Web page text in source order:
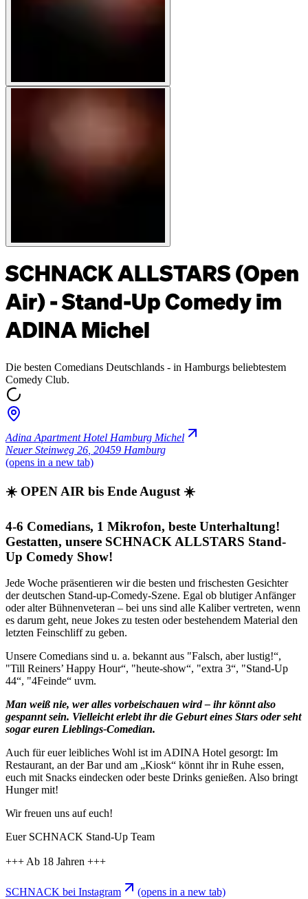
SCHNACK ALLSTARS (Open
Air) - Stand-Up Comedy im
ADINA Michel
Die besten Comedians Deutschlands - in Hamburgs beliebtestem
Comedy Club.
Adina Apartment Hotel Hamburg Michel
Neuer Steinweg 26 20459 Hamburg
(opens in a new tab)
☀️ OPEN AIR bis Ende August ☀️
4-6 Comedians, 1 Mikrofon, beste Unterhaltung!
Gestatten, unsere SCHNACK ALLSTARS Stand-
Up Comedy Show!
Jede Woche präsentieren wir die besten und frischesten Gesichter
der deutschen Stand-up-Comedy-Szene. Egal ob blutiger Anfänger
oder alter Bühnenveteran – bei uns sind alle Kaliber vertreten, wenn
es darum geht, neue Jokes zu testen oder bestehendem Material den
letzten Feinschliff zu geben.
Unsere Comedians sind u. a. bekannt aus "Falsch, aber lustig!“,
"Till Reiners’ Happy Hour“, "heute-show“, "extra 3“, "Stand-Up
44“, "4Feinde“ uvm.
Man weiß nie, wer alles vorbeischauen wird – ihr könnt also
gespannt sein. Vielleicht erlebt ihr die Geburt eines Stars oder seht
sogar euren Lieblings-Comedian.
Auch für euer leibliches Wohl ist im ADINA Hotel gesorgt: Im
Restaurant, an der Bar und am „Kiosk“ könnt ihr in Ruhe essen,
euch mit Snacks eindecken oder beste Drinks genießen. Also bringt
Hunger mit!
Wir freuen uns auf euch!
Euer SCHNACK Stand-Up Team
+++ Ab 18 Jahren +++
SCHNACK bei Instagram (opens in a new tab)